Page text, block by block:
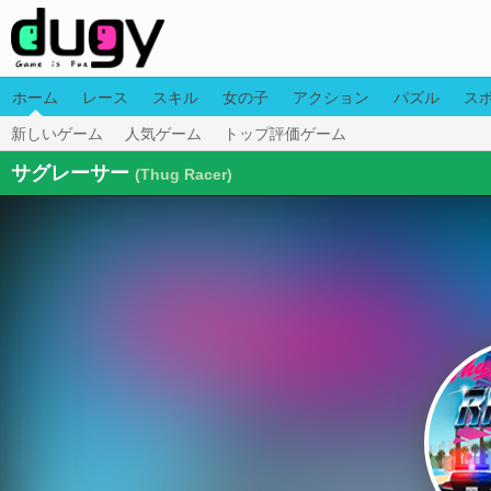
ホーム レース スキル 女の子 アクション パズル ス
新しいゲーム 人気ゲーム トップ評価ゲーム
サグレーサー (Thug Racer)